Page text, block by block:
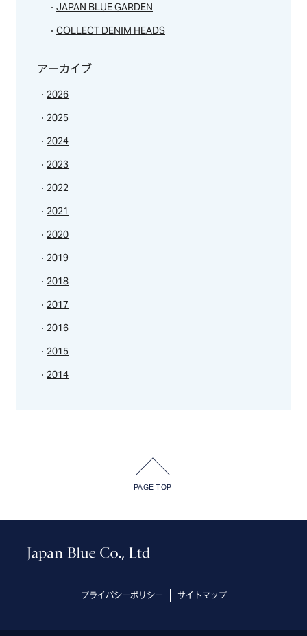
JAPAN BLUE GARDEN
COLLECT DENIM HEADS
アーカイブ
2026
2025
2024
2023
2022
2021
2020
2019
2018
2017
2016
2015
2014
プライバシーポリシー サイトマップ
PAGE TOP